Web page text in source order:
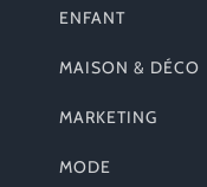
ENFANT
MAISON & DÉCO
MARKETING
MODE